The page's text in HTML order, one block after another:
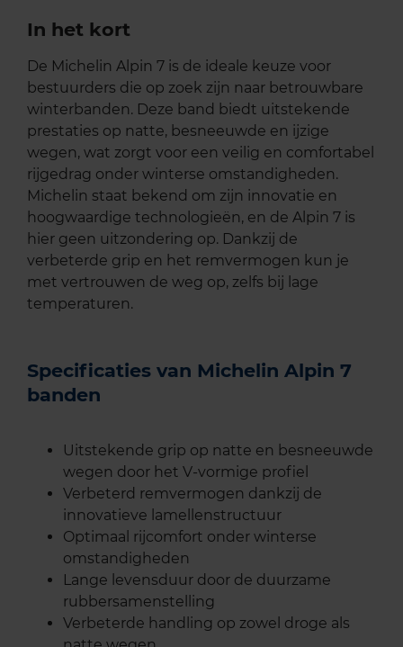
In het kort
De Michelin Alpin 7 is de ideale keuze voor
bestuurders die op zoek zijn naar betrouwbare
winterbanden. Deze band biedt uitstekende
prestaties op natte, besneeuwde en ijzige
wegen, wat zorgt voor een veilig en comfortabel
rijgedrag onder winterse omstandigheden.
Michelin staat bekend om zijn innovatie en
hoogwaardige technologieën, en de Alpin 7 is
hier geen uitzondering op. Dankzij de
verbeterde grip en het remvermogen kun je
met vertrouwen de weg op, zelfs bij lage
temperaturen.
Specificaties van Michelin Alpin 7
banden
Uitstekende grip op natte en besneeuwde
wegen door het V-vormige profiel
Verbeterd remvermogen dankzij de
innovatieve lamellenstructuur
Optimaal rijcomfort onder winterse
omstandigheden
Lange levensduur door de duurzame
rubbersamenstelling
Verbeterde handling op zowel droge als